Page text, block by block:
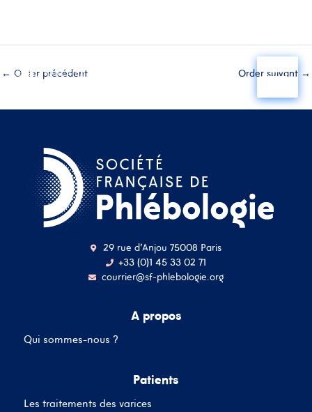
← Order précédent Order suivant →
29 rue d'Anjou 75008 Paris
+33 (0)1 45 33 02 71
courrier@sf-phlebologie.org
A propos
Qui sommes-nous ?
Patients
Les traitements des varices
adresse mail
Se souvenir de moi